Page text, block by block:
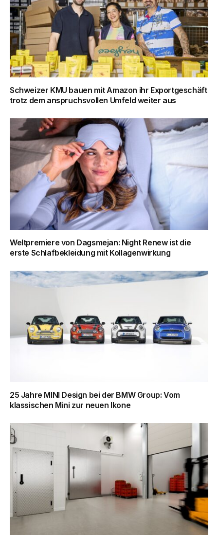
Schweizer KMU bauen mit Amazon ihr Exportgeschäft
trotz dem anspruchsvollen Umfeld weiter aus
Weltpremiere von Dagsmejan: Night Renew ist die
erste Schlafbekleidung mit Kollagenwirkung
25 Jahre MINI Design bei der BMW Group: Vom
klassischen Mini zur neuen Ikone